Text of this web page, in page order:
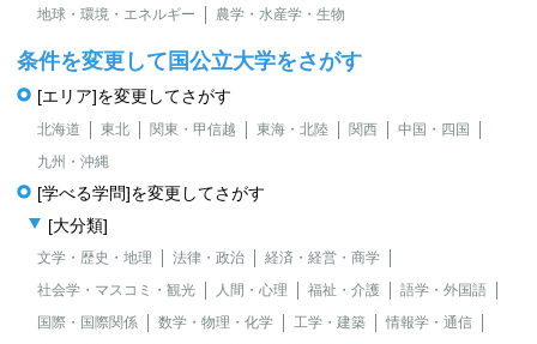
地球・環境・エネルギー
農学・水産学・生物
条件を変更して国公立大学をさがす
[エリア]を変更してさがす
北海道 東北 関東・甲信越 東海・北陸 関西
中国・四国
九州・沖縄
[学べる学問]を変更してさがす
[大分類]
文学・歴史・地理 法律・政治
経済・経営・商学
社会学・マスコミ・観光
人間・心理 福祉・介護
語学・外国語
国際・国際関係
数学・物理・化学 工学・建築
情報学・通信